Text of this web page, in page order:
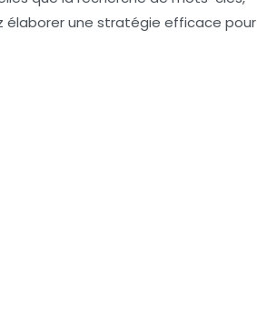
élaborer une stratégie efficace pour